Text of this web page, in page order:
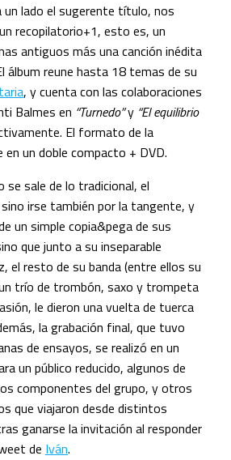
un lado el sugerente título, nos
recopilatorio+1, esto es, un
antiguos más una canción inédita
álbum reune hasta 18 temas de su
, y cuenta con las colaboraciones
Balmes en “Turnedo”y “El equilibrio
El formato de la
un doble compacto + DVD.
se sale de lo tradicional, el
irse también por la tangente, y
un simple copia&pega de sus
que junto a su inseparable
el resto de su banda (entre ellos su
trío de trombón, saxo y trompeta
le dieron una vuelta de tuerca
la grabación final, que tuvo
de ensayos, se realizó en un
un público reducido, algunos de
componentes del grupo, y otros
que viajaron desde distintos
ganarse la invitación al responder
de Iván.